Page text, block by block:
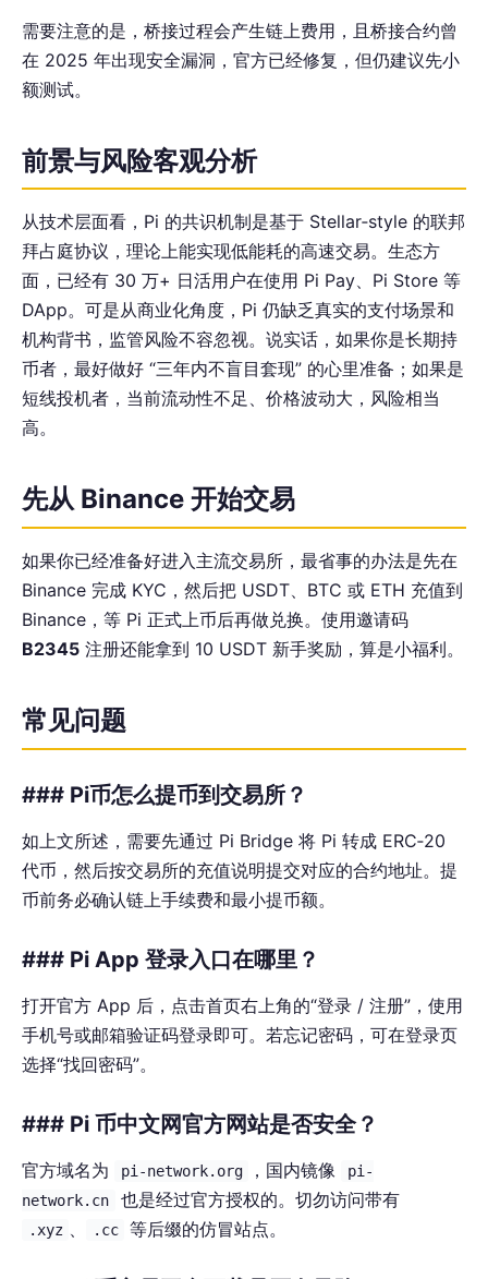
需要注意的是，桥接过程会产生链上费用，且桥接合约曾
在 2025 年出现安全漏洞，官方已经修复，但仍建议先小
额测试。
前景与风险客观分析
从技术层面看，Pi 的共识机制是基于 Stellar‑style 的联邦
拜占庭协议，理论上能实现低能耗的高速交易。生态方
面，已经有 30 万+ 日活用户在使用 Pi Pay、Pi Store 等
DApp。可是从商业化角度，Pi 仍缺乏真实的支付场景和
机构背书，监管风险不容忽视。说实话，如果你是长期持
币者，最好做好 “三年内不盲目套现” 的心里准备；如果是
短线投机者，当前流动性不足、价格波动大，风险相当
高。
先从 Binance 开始交易
如果你已经准备好进入主流交易所，最省事的办法是先在
Binance 完成 KYC，然后把 USDT、BTC 或 ETH 充值到
Binance，等 Pi 正式上币后再做兑换。使用邀请码
B2345 注册还能拿到 10 USDT 新手奖励，算是小福利。
常见问题
### Pi币怎么提币到交易所？
如上文所述，需要先通过 Pi Bridge 将 Pi 转成 ERC‑20
代币，然后按交易所的充值说明提交对应的合约地址。提
币前务必确认链上手续费和最小提币额。
### Pi App 登录入口在哪里？
打开官方 App 后，点击首页右上角的“登录 / 注册”，使用
手机号或邮箱验证码登录即可。若忘记密码，可在登录页
选择“找回密码”。
### Pi 币中文网官方网站是否安全？
官方域名为 pi-network.org ，国内镜像
pi-
network.cn
也是经过官方授权的。切勿访问带有
.xyz 、 .cc 等后缀的仿冒站点。